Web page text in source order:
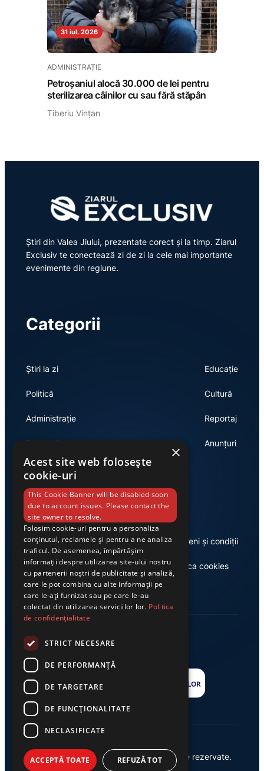
31 iul. 2026
ADMINISTRAȚIE
Petroșaniul alocă 30.000 de lei pentru
sterilizarea câinilor cu sau fără stăpân
Tiberiu Vințan
Știri din Valea Jiului, prezentate corect și la timp. Ziarul
Exclusiv te conectează zi de zi la cele mai importante
evenimente din regiune.
Categorii
Știri la zi
Politică
Administrație
Economie
Educație
Cultură
Reportaj
Anunțuri
Link-uri utile
Despre noi
Casa de editură Exclusiv
Termeni și condiții
Politica cookies
© 2026 Ziarul Exclusiv – Toate drepturile rezervate.
×
Acest site web folosește
cookie-uri
This Cookie Banner will be disabled soon
due to account issues. Please contact the
site owner to resolve.
Folosim cookie-uri pentru a personaliza
conținutul, reclamele și pentru a ne analiza
traficul. De asemenea, împărtășim
informații despre utilizarea site-ului nostru
cu partenerii noștri de publicitate și analiză,
care le pot combina cu alte informații pe
care le-ați furnizat sau pe care le-au
colectat din utilizarea serviciilor lor. Politica
de confidențialitate
STRICT NECESARE
DE PERFORMANȚĂ
DE TARGETARE
DE FUNCŢIONALITATE
NECLASIFICATE
ACCEPTĂ TOATE REFUZĂ TOT